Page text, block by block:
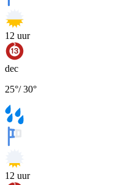
12 uur
dec
25°/30°
12 uur